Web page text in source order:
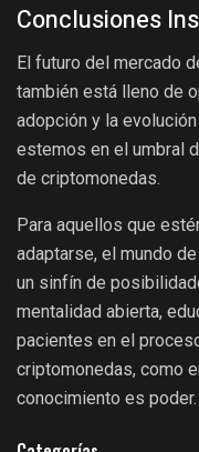
Conclusiones
El futuro del mercado
también está lleno de
adopción y la
estemos en el umbral
de criptomonedas.
Para aquellos que
adaptarse, el mundo
un sinfín de
mentalidad abierta,
pacientes en el
criptomonedas, como
conocimiento es poder.